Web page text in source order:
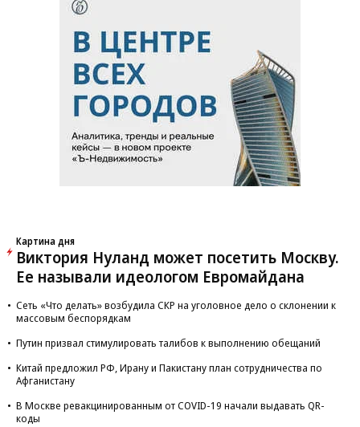
Картина дня
Виктория Нуланд может посетить Москву.
Ее называли идеологом Евромайдана
Сеть «Что делать» возбудила СКР на уголовное дело о склонении к
массовым беспорядкам
Путин призвал стимулировать талибов к выполнению обещаний
Китай предложил РФ, Ирану и Пакистану план сотрудничества по
Афганистану
В Москве ревакцинированным от COVID-19 начали выдавать QR-
коды